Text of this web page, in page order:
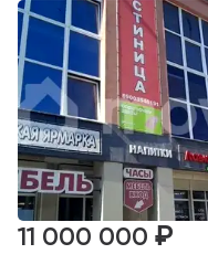
11 000 000 ₽